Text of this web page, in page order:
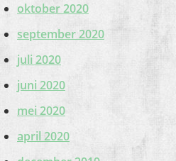
oktober 2020
september 2020
juli 2020
juni 2020
mei 2020
april 2020